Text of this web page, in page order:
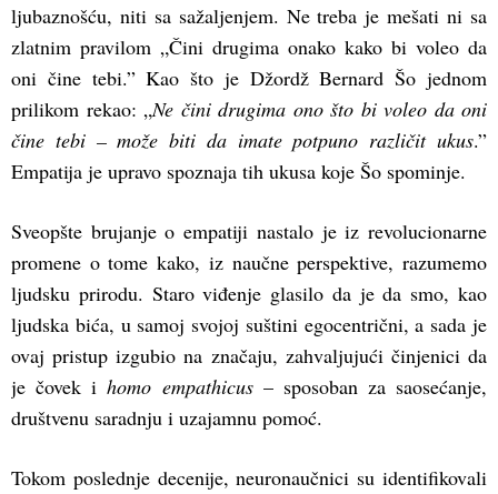
ljubaznošću, niti sa sažaljenjem. Ne treba je mešati ni sa
zlatnim pravilom „Čini drugima onako kako bi voleo da
oni čine tebi.” Kao što je Džordž Bernard Šo jednom
prilikom rekao: „Ne čini drugima ono što bi voleo da oni
čine tebi – može biti da imate potpuno različit ukus.”
Empatija je upravo spoznaja tih ukusa koje Šo spominje.
Sveopšte brujanje o empatiji nastalo je iz revolucionarne
promene o tome kako, iz naučne perspektive, razumemo
ljudsku prirodu. Staro viđenje glasilo da je da smo, kao
ljudska bića, u samoj svojoj suštini egocentrični, a sada je
ovaj pristup izgubio na značaju, zahvaljujući činjenici da
je čovek ihomo empathicus– sposoban za saosećanje,
društvenu saradnju i uzajamnu pomoć.
Tokom poslednje decenije, neuronaučnici su identifikovali